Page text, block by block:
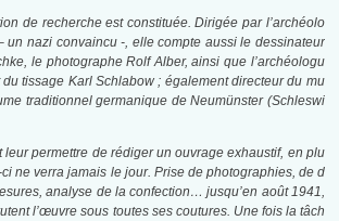
de recherche est constituée. Dirigée par l’archéolo
un nazi convaincu -, elle compte aussi le dessinateur
le photographe Rolf Alber, ainsi que l’archéologu
du tissage Karl Schlabow ; également directeur du mu
traditionnel germanique de Neumünster (Schleswi
leur permettre de rédiger un ouvrage exhaustif, en plu
ne verra jamais le jour. Prise de photographies, de d
analyse de la confection… jusqu’en août 1941,
l’œuvre sous toutes ses coutures. Une fois la tâch